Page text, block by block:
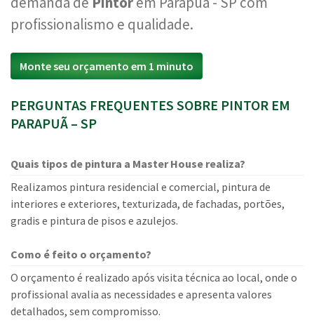
profissionalismo e qualidade.
Monte seu orçamento em 1 minuto
PERGUNTAS FREQUENTES SOBRE PINTOR EM
PARAPUÃ – SP
Quais tipos de pintura a Master House realiza?
Realizamos pintura residencial e comercial, pintura de
interiores e exteriores, texturizada, de fachadas, portões,
gradis e pintura de pisos e azulejos.
Como é feito o orçamento?
O orçamento é realizado após visita técnica ao local, onde o
profissional avalia as necessidades e apresenta valores
detalhados, sem compromisso.